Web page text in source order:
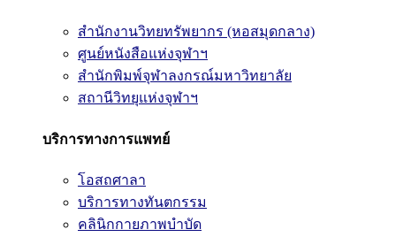
สำนักงานวิทยทรัพยากร (หอสมุดกลาง)
ศูนย์หนังสือแห่งจุฬาฯ
สำนักพิมพ์จุฬาลงกรณ์มหาวิทยาลัย
สถานีวิทยุแห่งจุฬาฯ
บริการทางการแพทย์
โอสถศาลา
บริการทางทันตกรรม
คลินิกกายภาพบำบัด